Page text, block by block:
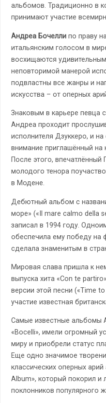
альбомов. Традиционно в
принимают участие
Андреа Бочеллипо праву
итальянским голосом в
восхищаются
неповторимой манерой
подвластны все жанры и
искусства – от оперных
Знаковым в карьере певца
Андреа проходит
исполнителя Дзуккеро, и
внимание приглашённый на
После этого, впечатлённый
молодого тенора
в Модене.
Дебютный альбом с
море» («Il mare calmo della
записал в 1994 году.
обеспечила ему победу на
сделала знаменитым в
Мировая слава пришла к
выпуска хита «Con te
версии этой песни («Time
участие известная
Самые известные альбомы
«Bocelli», имели огромный
миру и приобрели статус
Еще одно значимое
классических оперных
Album», который покорил и
поклонников популярного